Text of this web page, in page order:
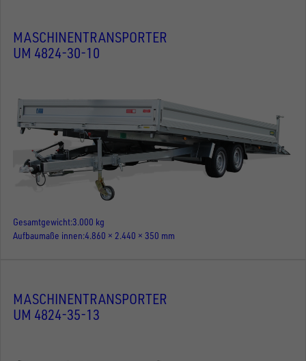
MASCHINENTRANSPORTER
UM 4824-30-10
Gesamtgewicht3.000 kg
Aufbaumaße innen 4.860 × 2.440 × 350 mm
MASCHINENTRANSPORTER
UM 4824-35-13